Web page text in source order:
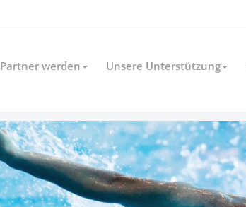
Partner werden Unsere Unterstützung